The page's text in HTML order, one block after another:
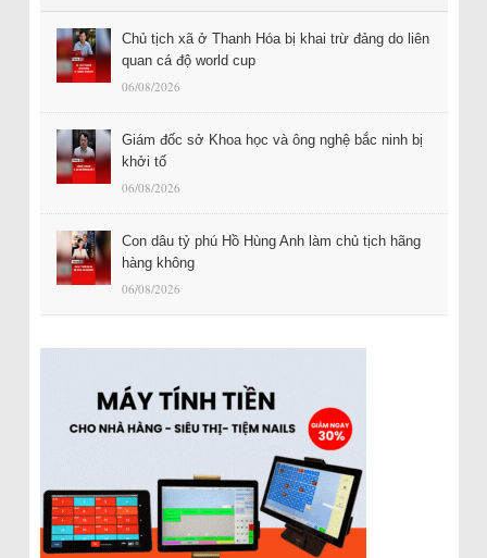
Chủ tịch xã ở Thanh Hóa bị khai trừ đảng do liên
quan cá độ world cup
06/08/2026
Giám đốc sở Khoa học và ông nghệ bắc ninh bị
khởi tố
06/08/2026
Con dâu tỷ phú Hồ Hùng Anh làm chủ tịch hãng
hàng không
06/08/2026